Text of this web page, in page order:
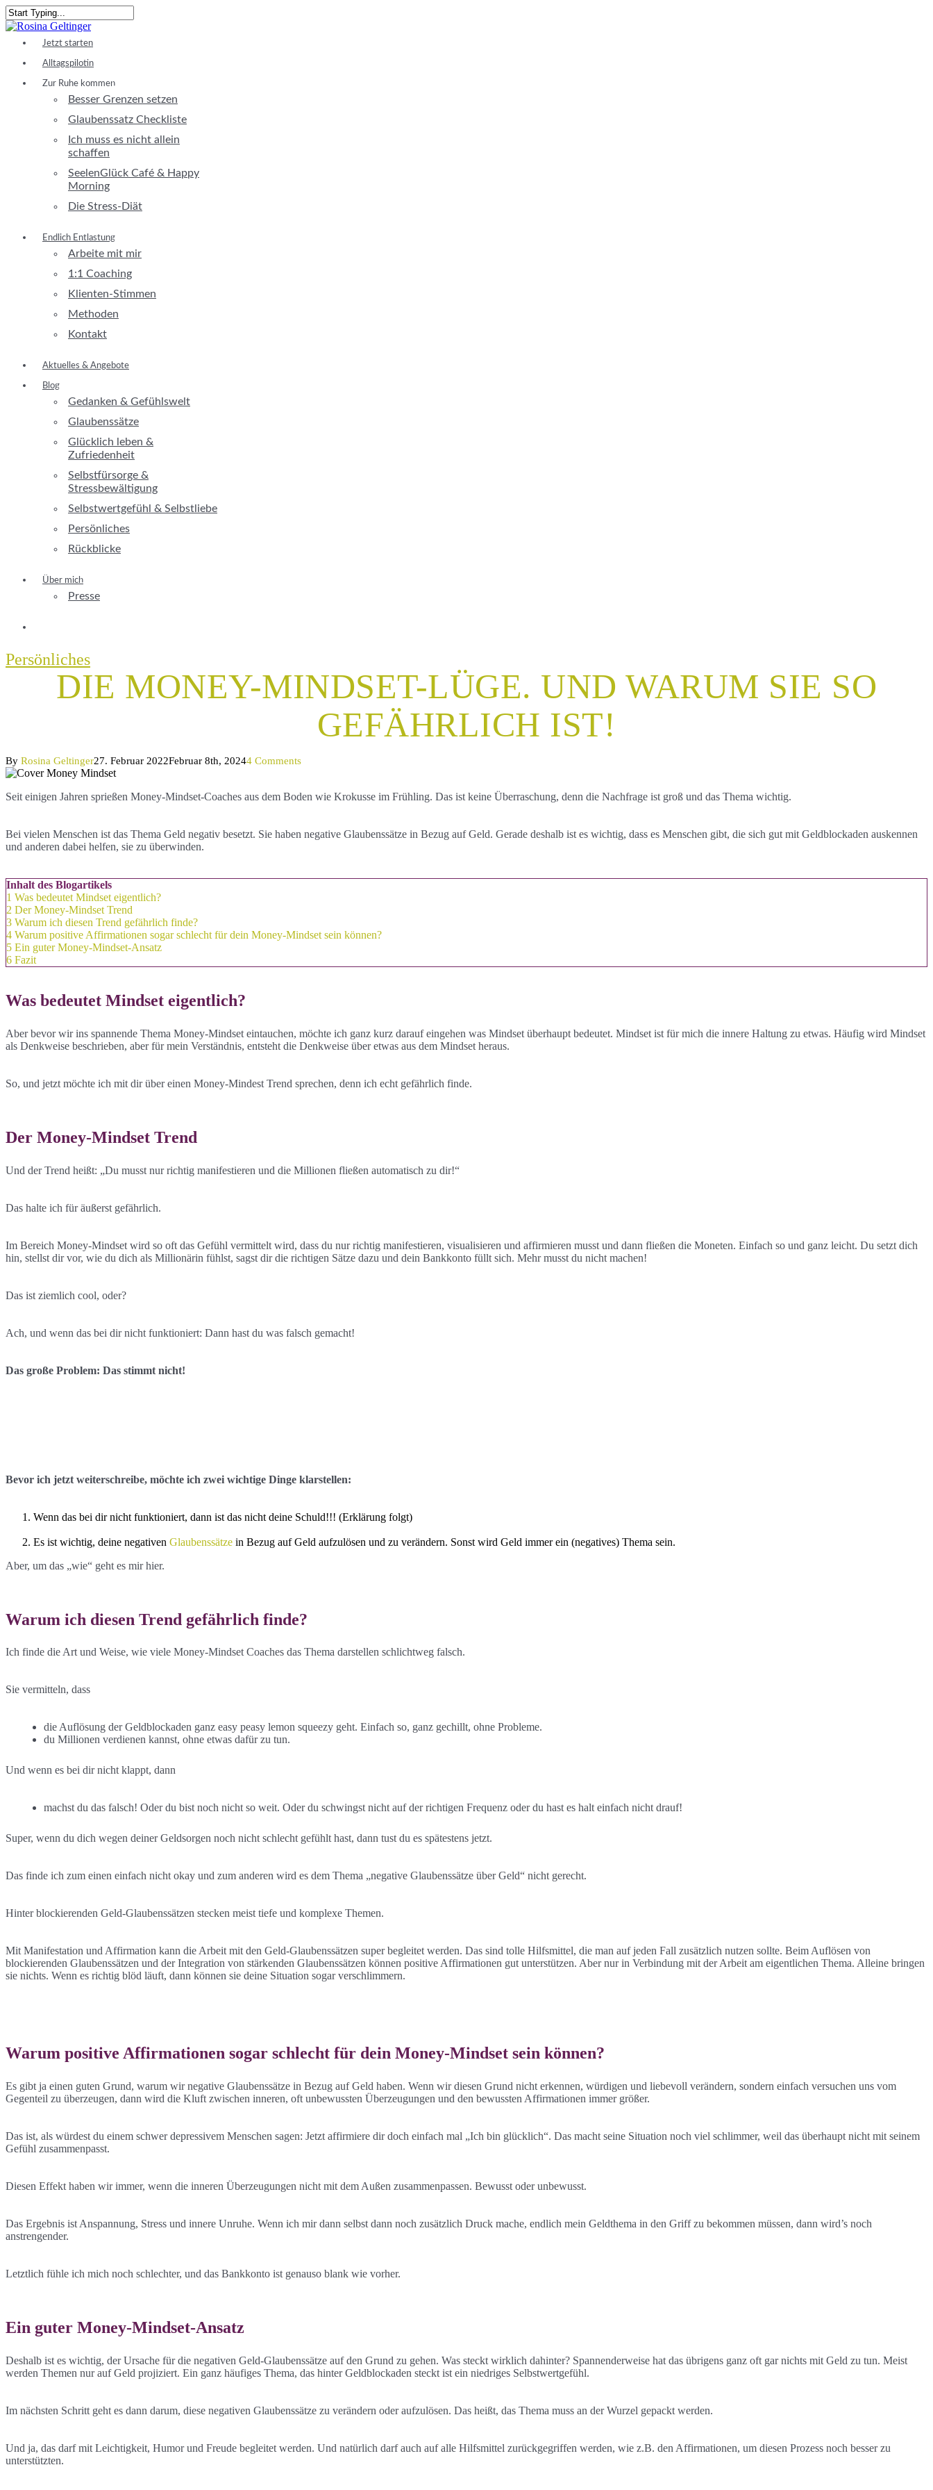
Skip
to
content
Close
Jetzt starten
Alltagspilotin
Zur Ruhe kommen
Besser Grenzen setzen
Glaubenssatz Checkliste
Ich muss es nicht allein
schaffen
SeelenGlück Café & Happy
Morning
Die Stress-Diät
Endlich Entlastung
Arbeite mit mir
1:1 Coaching
Klienten-Stimmen
Methoden
Kontakt
Aktuelles & Angebote
Blog
Gedanken & Gefühlswelt
Glaubenssätze
Glücklich leben &
Zufriedenheit
Selbstfürsorge &
Stressbewältigung
Selbstwertgefühl & Selbstliebe
Persönliches
Rückblicke
Über mich
Presse
Persönliches
DIE MONEY-MINDSET-LÜGE. UND WARUM SIE SO
GEFÄHRLICH IST!
By Rosina Geltinger27. Februar 2022Februar 8th, 20244 Comments
Seit einigen Jahren sprießen Money-Mindset-Coaches aus dem Boden wie Krokusse im Frühling. Das ist keine Überraschung, denn die Nachfrage ist groß und das Thema wichtig.
Bei vielen Menschen ist das Thema Geld negativ besetzt. Sie haben negative Glaubenssätze in Bezug auf Geld. Gerade deshalb ist es wichtig, dass es Menschen gibt, die sich gut mit Geldblockaden auskennen
und anderen dabei helfen, sie zu überwinden.
Inhalt des Blogartikels
1 Was bedeutet Mindset eigentlich?
2 Der Money-Mindset Trend
3 Warum ich diesen Trend gefährlich finde?
4 Warum positive Affirmationen sogar schlecht für dein Money-Mindset sein können?
5 Ein guter Money-Mindset-Ansatz
6 Fazit
Was bedeutet Mindset eigentlich?
Aber bevor wir ins spannende Thema Money-Mindset eintauchen, möchte ich ganz kurz darauf eingehen was Mindset überhaupt bedeutet. Mindset ist für mich die innere Haltung zu etwas. Häufig wird Mindset
als Denkweise beschrieben, aber für mein Verständnis, entsteht die Denkweise über etwas aus dem Mindset heraus.
So, und jetzt möchte ich mit dir über einen Money-Mindest Trend sprechen, denn ich echt gefährlich finde.
Der Money-Mindset Trend
Und der Trend heißt: „Du musst nur richtig manifestieren und die Millionen fließen automatisch zu dir!“
Das halte ich für äußerst gefährlich.
Im Bereich Money-Mindset wird so oft das Gefühl vermittelt wird, dass du nur richtig manifestieren, visualisieren und affirmieren musst und dann fließen die Moneten. Einfach so und ganz leicht. Du setzt dich
hin, stellst dir vor, wie du dich als Millionärin fühlst, sagst dir die richtigen Sätze dazu und dein Bankkonto füllt sich. Mehr musst du nicht machen!
Das ist ziemlich cool, oder?
Ach, und wenn das bei dir nicht funktioniert: Dann hast du was falsch gemacht!
Das große Problem: Das stimmt nicht!
Bevor ich jetzt weiterschreibe, möchte ich zwei wichtige Dinge klarstellen:
Wenn das bei dir nicht funktioniert, dann ist das nicht deine Schuld!!! (Erklärung folgt)
Es ist wichtig, deine negativen Glaubenssätze in Bezug auf Geld aufzulösen und zu verändern. Sonst wird Geld immer ein (negatives) Thema sein.
Aber, um das „wie“ geht es mir hier.
Warum ich diesen Trend gefährlich finde?
Ich finde die Art und Weise, wie viele Money-Mindset Coaches das Thema darstellen schlichtweg falsch.
Sie vermitteln, dass
die Auflösung der Geldblockaden ganz easy peasy lemon squeezy geht. Einfach so, ganz gechillt, ohne Probleme.
du Millionen verdienen kannst, ohne etwas dafür zu tun.
Und wenn es bei dir nicht klappt, dann
machst du das falsch! Oder du bist noch nicht so weit. Oder du schwingst nicht auf der richtigen Frequenz oder du hast es halt einfach nicht drauf!
Super, wenn du dich wegen deiner Geldsorgen noch nicht schlecht gefühlt hast, dann tust du es spätestens jetzt.
Das finde ich zum einen einfach nicht okay und zum anderen wird es dem Thema „negative Glaubenssätze über Geld“ nicht gerecht.
Hinter blockierenden Geld-Glaubenssätzen stecken meist tiefe und komplexe Themen.
Mit Manifestation und Affirmation kann die Arbeit mit den Geld-Glaubenssätzen super begleitet werden. Das sind tolle Hilfsmittel, die man auf jeden Fall zusätzlich nutzen sollte. Beim Auflösen von
blockierenden Glaubenssätzen und der Integration von stärkenden Glaubenssätzen können positive Affirmationen gut unterstützen. Aber nur in Verbindung mit der Arbeit am eigentlichen Thema. Alleine bringen
sie nichts. Wenn es richtig blöd läuft, dann können sie deine Situation sogar verschlimmern.
Warum positive Affirmationen sogar schlecht für dein Money-Mindset sein können?
Es gibt ja einen guten Grund, warum wir negative Glaubenssätze in Bezug auf Geld haben. Wenn wir diesen Grund nicht erkennen, würdigen und liebevoll verändern, sondern einfach versuchen uns vom
Gegenteil zu überzeugen, dann wird die Kluft zwischen inneren, oft unbewussten Überzeugungen und den bewussten Affirmationen immer größer.
Das ist, als würdest du einem schwer depressivem Menschen sagen: Jetzt affirmiere dir doch einfach mal „Ich bin glücklich“. Das macht seine Situation noch viel schlimmer, weil das überhaupt nicht mit seinem
Gefühl zusammenpasst.
Diesen Effekt haben wir immer, wenn die inneren Überzeugungen nicht mit dem Außen zusammenpassen. Bewusst oder unbewusst.
Das Ergebnis ist Anspannung, Stress und innere Unruhe. Wenn ich mir dann selbst dann noch zusätzlich Druck mache, endlich mein Geldthema in den Griff zu bekommen müssen, dann wird’s noch
anstrengender.
Letztlich fühle ich mich noch schlechter, und das Bankkonto ist genauso blank wie vorher.
Ein guter Money-Mindset-Ansatz
Deshalb ist es wichtig, der Ursache für die negativen Geld-Glaubenssätze auf den Grund zu gehen. Was steckt wirklich dahinter? Spannenderweise hat das übrigens ganz oft gar nichts mit Geld zu tun. Meist
werden Themen nur auf Geld projiziert. Ein ganz häufiges Thema, das hinter Geldblockaden steckt ist ein niedriges Selbstwertgefühl.
Im nächsten Schritt geht es dann darum, diese negativen Glaubenssätze zu verändern oder aufzulösen. Das heißt, das Thema muss an der Wurzel gepackt werden.
Und ja, das darf mit Leichtigkeit, Humor und Freude begleitet werden. Und natürlich darf auch auf alle Hilfsmittel zurückgegriffen werden, wie z.B. den Affirmationen, um diesen Prozess noch besser zu
unterstützten.